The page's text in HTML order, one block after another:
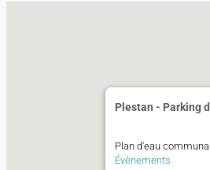
Plestan - Parking
Plan d'eau
Évènements